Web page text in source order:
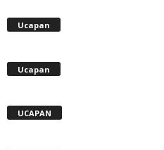
Ucapan
Ucapan
UCAPAN